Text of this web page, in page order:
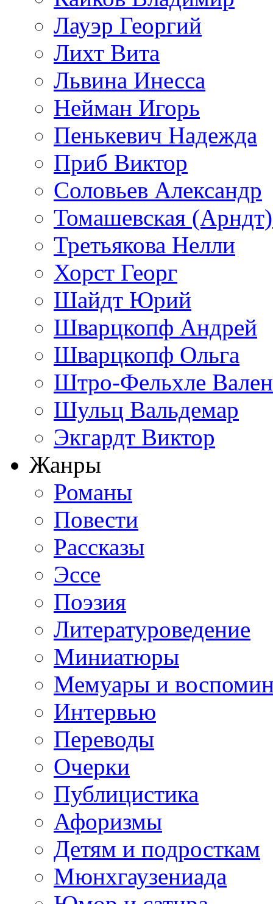
Лауэр Георгий
Лихт Вита
Львина Инесса
Нейман Игорь
Пенькевич Надежда
Приб Виктор
Соловьев Александр
Томашевская
Третьякова Нелли
Хорст Георг
Шайдт Юрий
Шварцкопф Андрей
Шварцкопф Ольга
Штро-Фельхле
Шульц Вальдемар
Экгардт Виктор
Жанры
Романы
Повести
Рассказы
Эссе
Поэзия
Литературоведение
Миниатюры
Мемуары и
Интервью
Переводы
Очерки
Публицистика
Афоризмы
Детям и подросткам
Мюнхгаузениада